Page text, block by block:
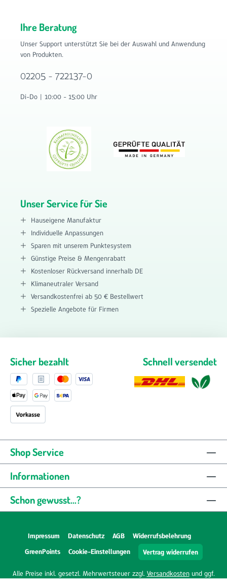
Ihre Beratung
Unser Support unterstützt Sie bei der Auswahl und Anwendung
von Produkten.
02205 - 722137-0
Di-Do | 10:00 - 15:00 Uhr
Unser Service für Sie
Hauseigene Manufaktur
Individuelle Anpassungen
Sparen mit unserem Punktesystem
Günstige Preise & Mengenrabatt
Kostenloser Rückversand innerhalb DE
Klimaneutraler Versand
Versandkostenfrei ab 50 € Bestellwert
Spezielle Angebote für Firmen
Sicher bezahlt Schnell versendet
Shop Service
Informationen
Schon gewusst...?
Impressum Datenschutz AGB
Widerrufsbelehrung
GreenPoints
Cookie-Einstellungen Vertrag widerrufen
Alle Preise inkl. gesetzl. Mehrwertsteuer zzgl. Versandkostenund ggf.